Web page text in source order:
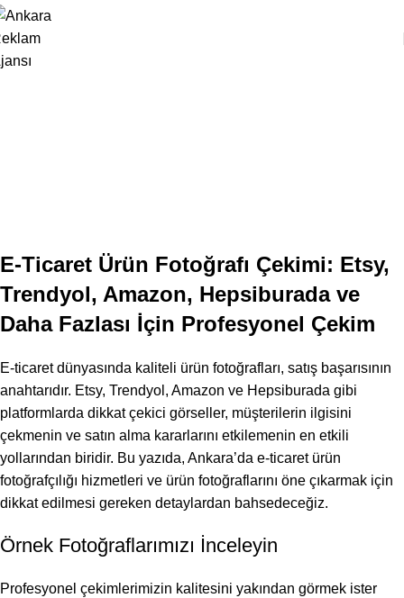
E-Ticaret Ürün Fotoğrafı Çekimi: Etsy,
Trendyol, Amazon, Hepsiburada ve
Daha Fazlası İçin Profesyonel Çekim
E-ticaret dünyasında kaliteli ürün fotoğrafları, satış başarısının
anahtarıdır. Etsy, Trendyol, Amazon ve Hepsiburada gibi
platformlarda dikkat çekici görseller, müşterilerin ilgisini
çekmenin ve satın alma kararlarını etkilemenin en etkili
yollarından biridir. Bu yazıda, Ankara’da e-ticaret ürün
fotoğrafçılığı hizmetleri ve ürün fotoğraflarını öne çıkarmak için
dikkat edilmesi gereken detaylardan bahsedeceğiz.
Örnek Fotoğraflarımızı İnceleyin
Profesyonel çekimlerimizin kalitesini yakından görmek ister